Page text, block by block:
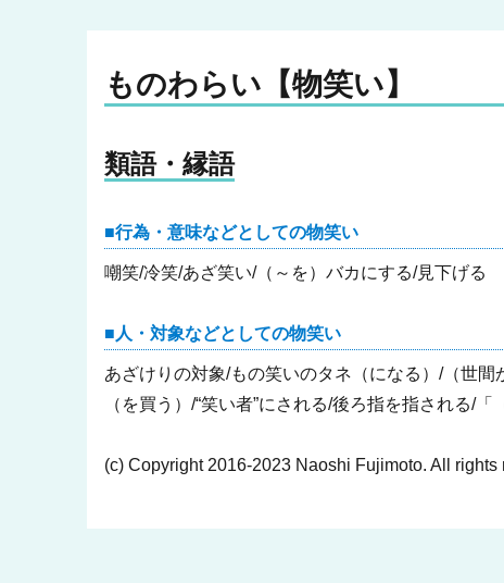
ものわらい【物笑い】
類語・縁語
行為・意味などとしての物笑い
嘲笑/冷笑/あざ笑い/（～を）バカにする/見下げる
人・対象などとしての物笑い
あざけりの対象/もの笑いのタネ（になる）/（世間
（を買う）/“笑い者”にされる/後ろ指を指される/「
(c) Copyright 2016-2023 Naoshi Fujimoto. All rights